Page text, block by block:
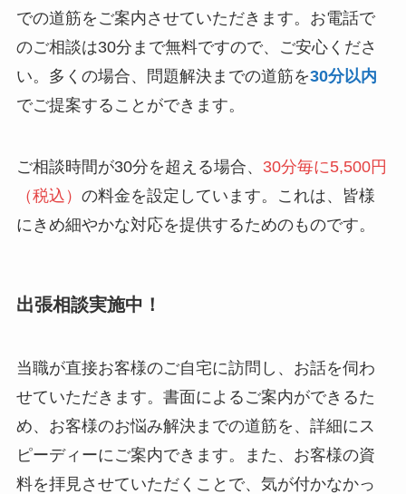
での道筋をご案内させていただきます。お電話で
のご相談は30分まで無料ですので、ご安心くださ
い。多くの場合、問題解決までの道筋を30分以内
でご提案することができます。
ご相談時間が30分を超える場合、 30分毎に5,500円
（税込） の料金を設定しています。これは、皆様
にきめ細やかな対応を提供するためのものです。
出張相談実施中！
当職が直接お客様のご自宅に訪問し、お話を伺わ
せていただきます。書面によるご案内ができるた
め、お客様のお悩み解決までの道筋を、詳細にス
ピーディーにご案内できます。また、お客様の資
料を拝見させていただくことで、気が付かなかっ